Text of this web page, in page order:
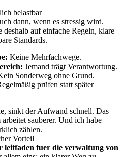
belastbar
dann, wenn es stressig wird.
deshalb auf einfache Regeln, klare
Standards.
Keine Mehrfachwege.
Jemand trägt Verantwortung.
Sonderweg ohne Grund.
prüfen statt später
sinkt der Aufwand schnell. Das
sauberer. Und ich habe
zählen.
Vorteil
leitfaden fuer die verwaltung von